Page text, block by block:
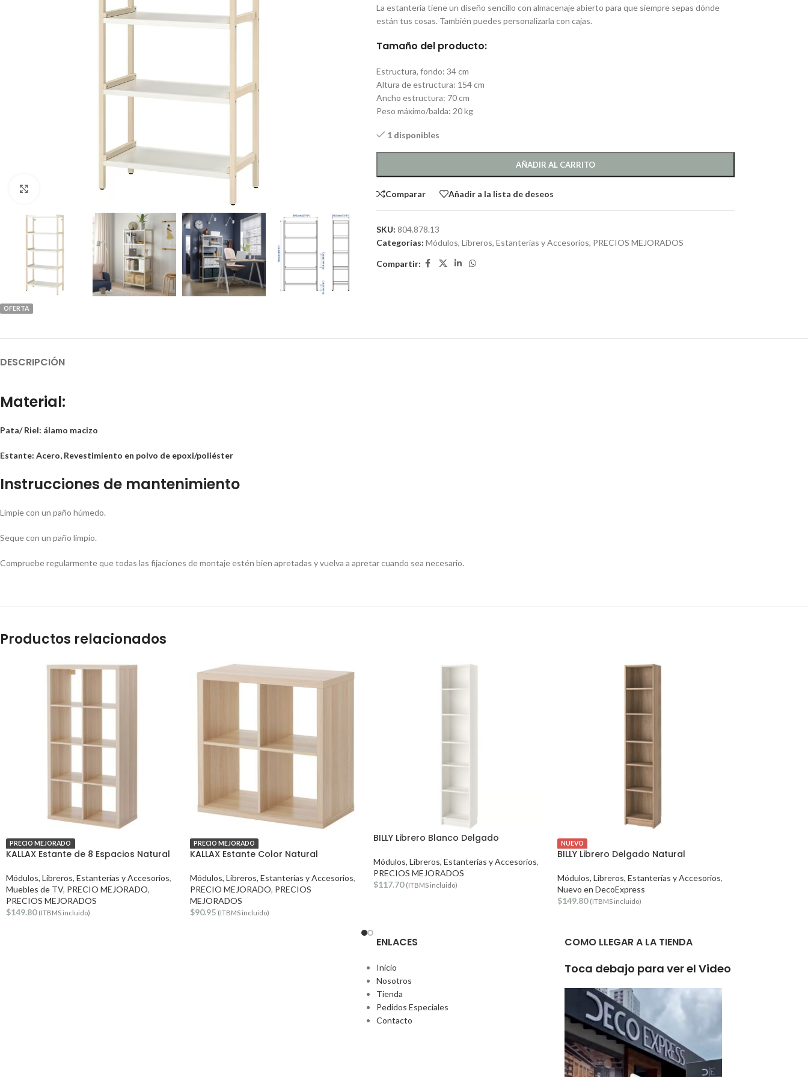
Clic para ampliar
OFERTA
La estantería tiene un diseño sencillo con almacenaje abierto para que siempre sepas dónde
están tus cosas. También puedes personalizarla con cajas.
Tamaño del producto:
Estructura, fondo: 34 cm
Altura de estructura: 154 cm
Ancho estructura: 70 cm
Peso máximo/balda: 20 kg
1 disponibles
AÑADIR AL CARRITO
Comparar Añadir a la lista de deseos
SKU: 804.878.13
Categorías: Módulos, Libreros, Estanterías y Accesorios, PRECIOS MEJORADOS
Compartir:
DESCRIPCIÓN
Material:
Pata/ Riel: álamo macizo
Estante: Acero, Revestimiento en polvo de epoxi/poliéster
Instrucciones de mantenimiento
Limpie con un paño húmedo.
Seque con un paño limpio.
Compruebe regularmente que todas las fijaciones de montaje estén bien apretadas y vuelva a apretar cuando sea necesario.
Productos relacionados
PRECIO MEJORADO
KALLAX Estante de 8 Espacios Natural
Módulos, Libreros, Estanterías y Accesorios,
Muebles de TV, PRECIO MEJORADO,
PRECIOS MEJORADOS
$149.80 (ITBMS incluido)
PRECIO MEJORADO
KALLAX Estante Color Natural
Módulos, Libreros, Estanterías y Accesorios,
PRECIO MEJORADO, PRECIOS
MEJORADOS
$90.95 (ITBMS incluido)
BILLY Librero Blanco Delgado
Módulos, Libreros, Estanterías y Accesorios,
PRECIOS MEJORADOS
$117.70 (ITBMS incluido)
NUEVO
BILLY Librero Delgado Natural
Módulos, Libreros, Estanterías y Accesorios,
Nuevo en DecoExpress
$149.80 (ITBMS incluido)
ENLACES
Inicio
Nosotros
Tienda
Pedidos Especiales
Contacto
COMO LLEGAR A LA TIENDA
Toca debajo para ver el Video